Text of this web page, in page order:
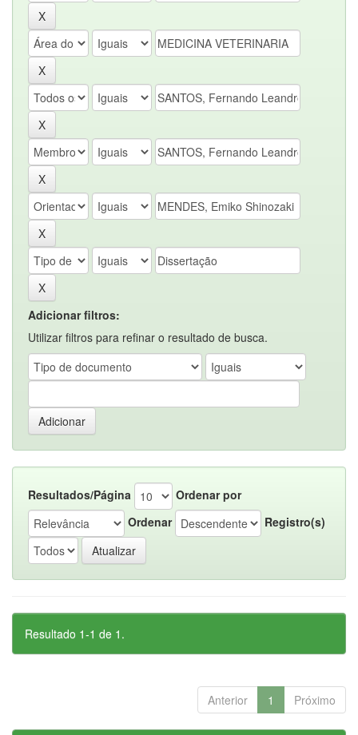
Adicionar filtros:
Utilizar filtros para refinar o resultado de busca.
Resultados/Página
Ordenar por
Ordenar
Registro(s)
Resultado 1-1 de 1.
Anterior 1 Próximo